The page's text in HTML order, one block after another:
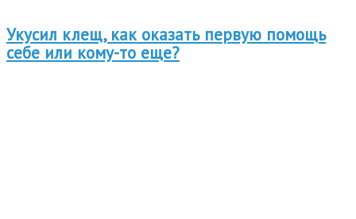
Укусил клещ, как оказать первую помощь
себе или кому-то еще?